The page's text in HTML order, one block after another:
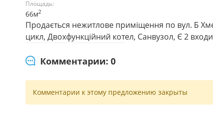
Площадь:
66м2
Продається нежитлове приміщення по вул. Б
цикл, Двохфункційний котел, Санвузол, Є 2
Комментарии: 0
Комментарии к этому предложению закрыты